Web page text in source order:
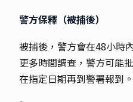
警方保釋（被捕後）
被捕後，警方會在48小時
更多時間調查，警方可能
在指定日期再到警署報到。